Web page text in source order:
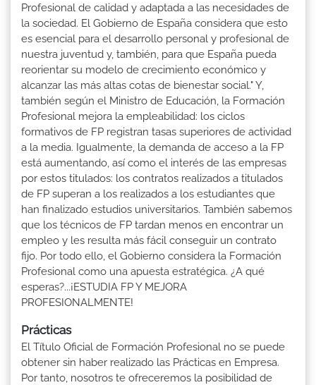
Profesional de calidad y adaptada a las necesidades de
la sociedad. El Gobierno de España considera que esto
es esencial para el desarrollo personal y profesional de
nuestra juventud y, también, para que España pueda
reorientar su modelo de crecimiento económico y
alcanzar las más altas cotas de bienestar social." Y,
también según el Ministro de Educación, la Formación
Profesional mejora la empleabilidad: los ciclos
formativos de FP registran tasas superiores de actividad
a la media. Igualmente, la demanda de acceso a la FP
está aumentando, así como el interés de las empresas
por estos titulados: los contratos realizados a titulados
de FP superan a los realizados a los estudiantes que
han finalizado estudios universitarios. También sabemos
que los técnicos de FP tardan menos en encontrar un
empleo y les resulta más fácil conseguir un contrato
fijo. Por todo ello, el Gobierno considera la Formación
Profesional como una apuesta estratégica. ¿A qué
esperas?...¡ESTUDIA FP Y MEJORA
PROFESIONALMENTE!
Prácticas
El Título Oficial de Formación Profesional no se puede
obtener sin haber realizado las Prácticas en Empresa.
Por tanto, nosotros te ofreceremos la posibilidad de